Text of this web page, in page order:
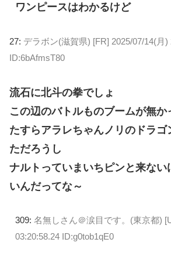
ワンピースはわかるけど
27: デラボン(滋賀県) [FR] 2025/07/14(月)
ID:6bAfmsT80
流石に北斗の拳でしょ
この辺のバトルものブームが無
たすらアラレちゃんノリのドラゴ
ただろうし
ナルトっていまいちピンと来ない
いんだってな～
309: 名無しさん＠涙目です。(東京都)
03:20:58.24 ID:g0tob1qE0